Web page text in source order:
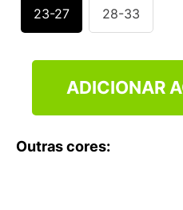
23-27 28-33
ADICIONAR
Outras cores:
º
VEJA COUNTRY
10º NEW 530